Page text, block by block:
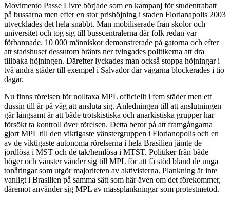
Movimento Passe Livre började som en kampanj för studentrabatt
på bussarna men efter en stor prishöjning i staden Florianapolis 2003
utvecklades det hela snabbt. Man mobiliserade från skolor och
universitet och tog sig till busscentralerna där folk redan var
förbannade. 10 000 människor demonstrerade på gatorna och efter
att stadshuset dessutom bränts ner tvingades politikerna att dra
tillbaka höjningen. Därefter lyckades man också stoppa höjningar i
två andra städer till exempel i Salvador där vägarna blockerades i tio
dagar.
Nu finns rörelsen för nolltaxa MPL officiellt i fem städer men ett
dussin till är på väg att ansluta sig. Anledningen till att anslutningen
går långsamt är att både trotskistiska och anarkistiska grupper har
försökt ta kontroll över rörelsen. Detta beror på att framgångarna
gjort MPL till den viktigaste vänstergruppen i Florianopolis och en
av de viktigaste autonoma rörelserna i hela Brasilien jämte de
jordlösa i MST och de tak/hemlösa i MTST. Politiker från både
höger och vänster vänder sig till MPL för att få stöd bland de unga
tonåringar som utgör majoriteten av aktivisterna. Plankning är inte
vanligt i Brasilien på samma sätt som här även om det förekommer,
däremot använder sig MPL av massplankningar som protestmetod.